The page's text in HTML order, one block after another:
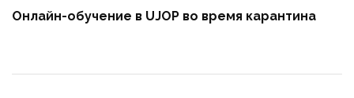
Онлайн-обучение в UJOP во время карантина